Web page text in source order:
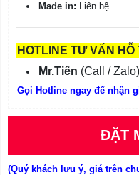
Made in: Liên hệ
HOTLINE TƯ VẤN HỖ
Mr.Tiến (Call /
Gọi Hotline ngay để nhận
ĐẶT
(Quý khách lưu ý, giá trên